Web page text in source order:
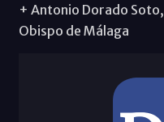
+ Antonio Dorado Soto,
Obispo de Málaga